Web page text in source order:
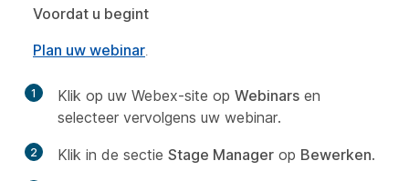
Voordat u begint
Plan uw webinar
1 Klik op uw Webex-site op Webinars en
selecteer vervolgens uw webinar.
2 Klik in de sectie Stage Manager op Bewerken.